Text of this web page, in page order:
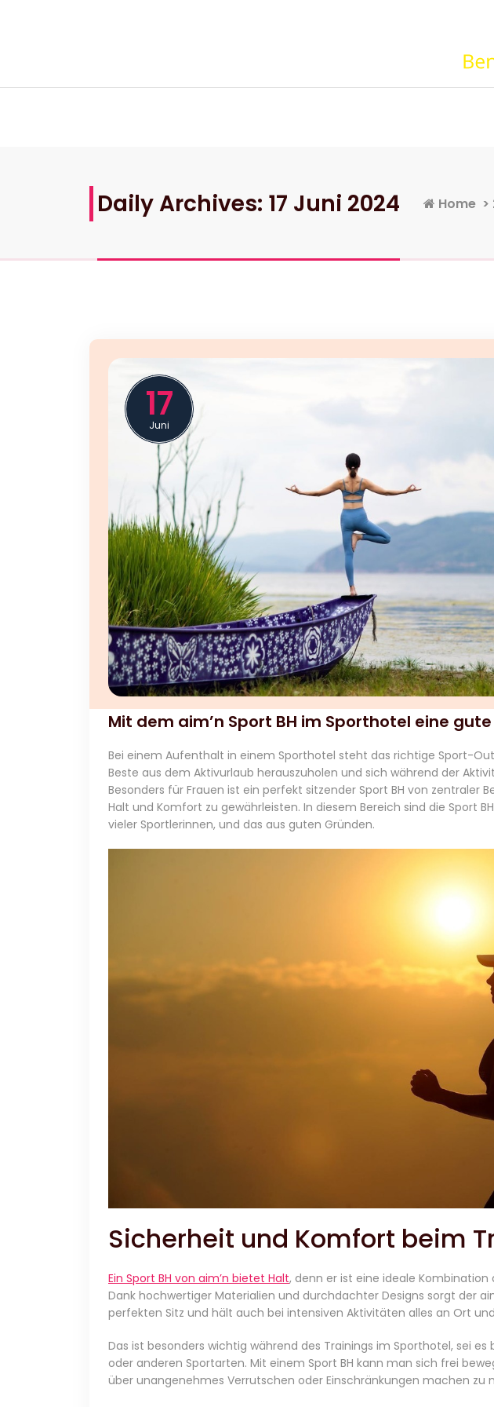
Daily Archives: 17 Juni 2024 Home >
17
Juni
Mit dem aim’n Sport BH im Sporthotel eine
Bei einem Aufenthalt in einem Sporthotel steht das richtige Sport-
Beste aus dem Aktivurlaub herauszuholen und sich während der
Besonders für Frauen ist ein perfekt sitzender Sport BH von zentraler
Halt und Komfort zu gewährleisten. In diesem Bereich sind die Sport
vieler Sportlerinnen, und das aus guten Gründen.
Sicherheit und Komfort beim
Ein Sport BH von aim’n bietet Halt, denn er ist eine ideale Kombination
Dank hochwertiger Materialien und durchdachter Designs sorgt der
perfekten Sitz und hält auch bei intensiven Aktivitäten alles an Ort
Das ist besonders wichtig während des Trainings im Sporthotel, sei es
oder anderen Sportarten. Mit einem Sport BH kann man sich frei
über unangenehmes Verrutschen oder Einschränkungen machen zu